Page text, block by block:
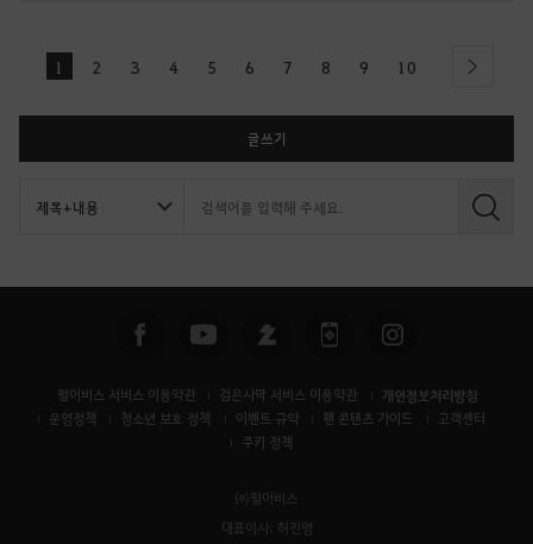
1 2 3 4 5 6 7 8 9 10 next
글쓰기
검
펄어비스 서비스 이용약관 검은사막 서비스 이용약관 개인정보처리방침
운영정책 청소년 보호 정책 이벤트 규약 팬 콘텐츠 가이드
고객센터
쿠키 정책
㈜펄어비스
대표이사: 허진영